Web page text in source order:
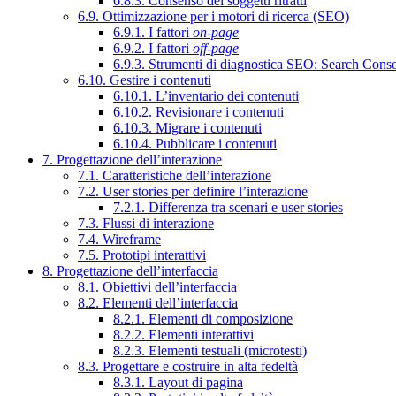
6.9. Ottimizzazione per i motori di ricerca (SEO)
6.9.1. I fattori on-page
6.9.2. I fattori off-page
6.9.3. Strumenti di diagnostica SEO: Search
6.10. Gestire i contenuti
6.10.1. L’inventario dei contenuti
6.10.2. Revisionare i contenuti
6.10.3. Migrare i contenuti
6.10.4. Pubblicare i contenuti
7. Progettazione dell’interazione
7.1. Caratteristiche dell’interazione
7.2. User stories per definire l’interazione
7.2.1. Differenza tra scenari e user stories
7.3. Flussi di interazione
7.4. Wireframe
7.5. Prototipi interattivi
8. Progettazione dell’interfaccia
8.1. Obiettivi dell’interfaccia
8.2. Elementi dell’interfaccia
8.2.1. Elementi di composizione
8.2.2. Elementi interattivi
8.2.3. Elementi testuali (microtesti)
8.3. Progettare e costruire in alta fedeltà
8.3.1. Layout di pagina